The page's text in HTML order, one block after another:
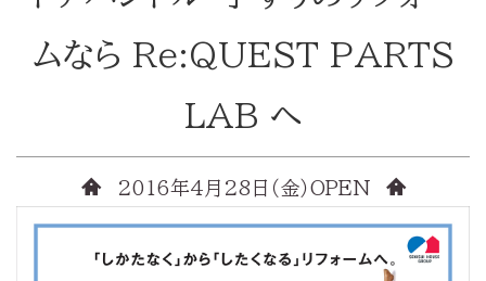
ムなら Re:QUEST PARTS
LAB へ
2016年4月28日（金）OPEN